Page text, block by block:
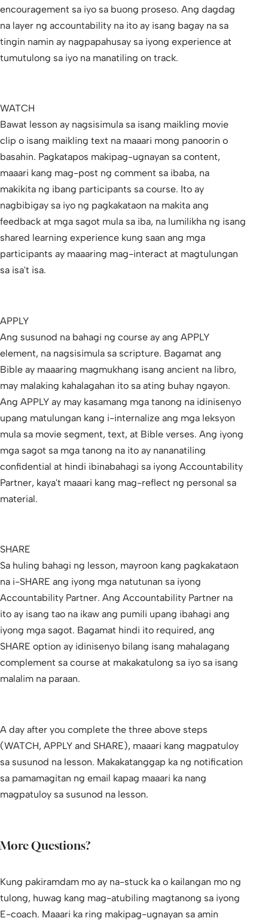
encouragement sa iyo sa buong proseso. Ang dagdag
na layer ng accountability na ito ay isang bagay na sa
tingin namin ay nagpapahusay sa iyong experience at
tumutulong sa iyo na manatiling on track.
WATCH
Bawat lesson ay nagsisimula sa isang maikling movie
clip o isang maikling text na maaari mong panoorin o
basahin. Pagkatapos makipag-ugnayan sa content,
maaari kang mag-post ng comment sa ibaba, na
makikita ng ibang participants sa course. Ito ay
nagbibigay sa iyo ng pagkakataon na makita ang
feedback at mga sagot mula sa iba, na lumilikha ng isang
shared learning experience kung saan ang mga
participants ay maaaring mag-interact at magtulungan
sa isa't isa.
APPLY
Ang susunod na bahagi ng course ay ang APPLY
element, na nagsisimula sa scripture. Bagamat ang
Bible ay maaaring magmukhang isang ancient na libro,
may malaking kahalagahan ito sa ating buhay ngayon.
Ang APPLY ay may kasamang mga tanong na idinisenyo
upang matulungan kang i-internalize ang mga leksyon
mula sa movie segment, text, at Bible verses. Ang iyong
mga sagot sa mga tanong na ito ay nananatiling
confidential at hindi ibinabahagi sa iyong Accountability
Partner, kaya't maaari kang mag-reflect ng personal sa
material.
SHARE
Sa huling bahagi ng lesson, mayroon kang pagkakataon
na i-SHARE ang iyong mga natutunan sa iyong
Accountability Partner. Ang Accountability Partner na
ito ay isang tao na ikaw ang pumili upang ibahagi ang
iyong mga sagot. Bagamat hindi ito required, ang
SHARE option ay idinisenyo bilang isang mahalagang
complement sa course at makakatulong sa iyo sa isang
malalim na paraan.
A day after you complete the three above steps
(WATCH, APPLY and SHARE), maaari kang magpatuloy
sa susunod na lesson. Makakatanggap ka ng notification
sa pamamagitan ng email kapag maaari ka nang
magpatuloy sa susunod na lesson.
More Questions?
Kung pakiramdam mo ay na-stuck ka o kailangan mo ng
tulong, huwag kang mag-atubiling magtanong sa iyong
E-coach. Maaari ka ring makipag-ugnayan sa amin